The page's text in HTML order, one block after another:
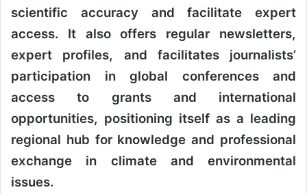
scientific accuracy and facilitate expert
access. It also offers regular newsletters,
expert profiles, and facilitates journalists’
participation in global conferences and
access to grants and international
opportunities, positioning itself as a leading
regional hub for knowledge and professional
exchange in climate and environmental
issues.